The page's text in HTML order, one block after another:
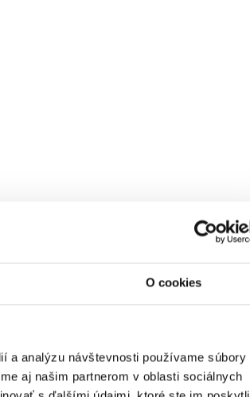
O cookies
a analýzu návštevnosti používame súbory
aj našim partnerom v oblasti sociálnych